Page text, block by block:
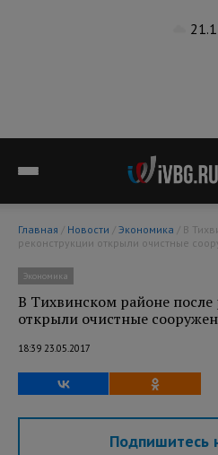
Главная / Новости / Экономика
реконструкции открыли очистные
Экономика
В Тихвинском районе после
открыли очистные
18:39 23.05.2017
Подпишитесь